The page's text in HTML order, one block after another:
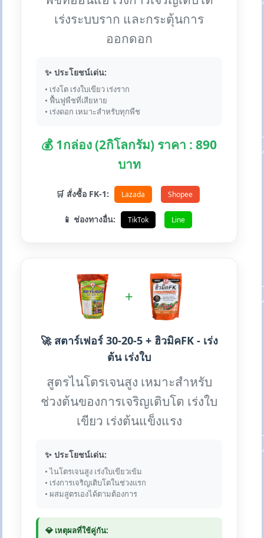
เร่งระบบราก และกระตุ้นการ
ออกดอก
✨ ประโยชน์เด่น:
• เร่งโต เร่งใบเขียว เร่งราก
• ฟื้นฟูพืชที่เสียหาย
• เร่งดอก เหมาะสำหรับทุกพืช
💰 1กล่อง (2กิโลกรัม) ราคา : 890
บาท
🛒 สั่งซื้อ FK-1: Lazada Shopee
📱 ช่องทางอื่น: TikTok Line
+
🚀 สตาร์เฟอร์ 30-20-5 + ฮิวมิคFK - เร่ง
ต้น เร่งใบ
สูตรไนโตรเจนสูง เหมาะสำหรับ
ช่วงต้นของการเจริญเติบโต เร่งใบ
เขียว เร่งต้นแข็งแรง
✨ ประโยชน์เด่น:
• ไนโตรเจนสูง เร่งใบเขียวเข้ม
• เร่งการเจริญเติบโตในช่วงแรก
• ผสมสูตรเองได้ตามต้องการ
💎 เหตุผลที่ใช้คู่กัน: